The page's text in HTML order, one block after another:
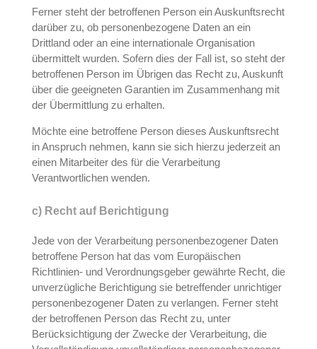
Ferner steht der betroffenen Person ein Auskunftsrecht
darüber zu, ob personenbezogene Daten an ein
Drittland oder an eine internationale Organisation
übermittelt wurden. Sofern dies der Fall ist, so steht der
betroffenen Person im Übrigen das Recht zu, Auskunft
über die geeigneten Garantien im Zusammenhang mit
der Übermittlung zu erhalten.
Möchte eine betroffene Person dieses Auskunftsrecht
in Anspruch nehmen, kann sie sich hierzu jederzeit an
einen Mitarbeiter des für die Verarbeitung
Verantwortlichen wenden.
c) Recht auf Berichtigung
Jede von der Verarbeitung personenbezogener Daten
betroffene Person hat das vom Europäischen
Richtlinien- und Verordnungsgeber gewährte Recht, die
unverzügliche Berichtigung sie betreffender unrichtiger
personenbezogener Daten zu verlangen. Ferner steht
der betroffenen Person das Recht zu, unter
Berücksichtigung der Zwecke der Verarbeitung, die